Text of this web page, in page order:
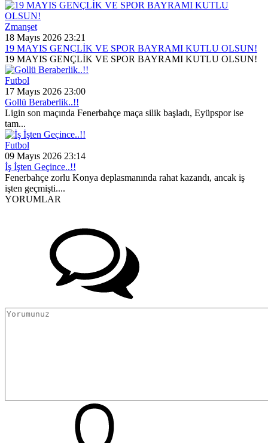
Zmanşet
18 Mayıs 2026 23:21
19 MAYIS GENÇLİK VE SPOR BAYRAMI KUTLU OLSUN!
19 MAYIS GENÇLİK VE SPOR BAYRAMI KUTLU OLSUN!
Futbol
17 Mayıs 2026 23:00
Gollü Beraberlik..!!
Ligin son maçında Fenerbahçe maça silik başladı, Eyüpspor ise
tam...
Futbol
09 Mayıs 2026 23:14
İş İşten Geçince..!!
Fenerbahçe zorlu Konya deplasmanında rahat kazandı, ancak iş
işten geçmişti....
YORUMLAR